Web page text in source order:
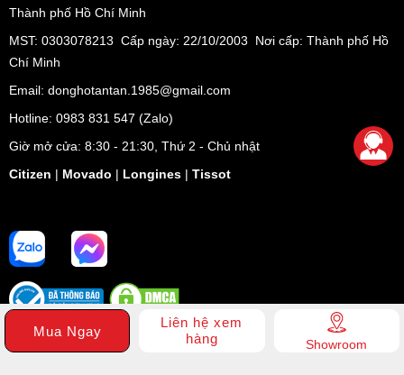
Mua Ngay
Liên hệ xem
hàng
Showroom
Thành phố Hồ Chí Minh
MST: 0303078213 Cấp ngày: 22/10/2003 Nơi cấp: Thành phố Hồ
Chí Minh
Email: donghotantan.1985@gmail.com
Hotline: 0983 831 547 (Zalo)
Giờ mở cửa: 8:30 - 21:30, Thứ 2 - Chủ nhật
Citizen | Movado | Longines | Tissot